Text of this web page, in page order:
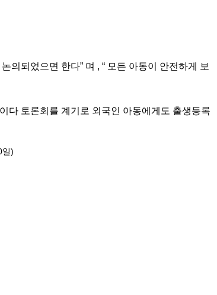
의되었으면 한다” 며 , “ 모든 아동이 안전하게 보
다 토론회를 계기로 외국인 아동에게도 출생등록
일)